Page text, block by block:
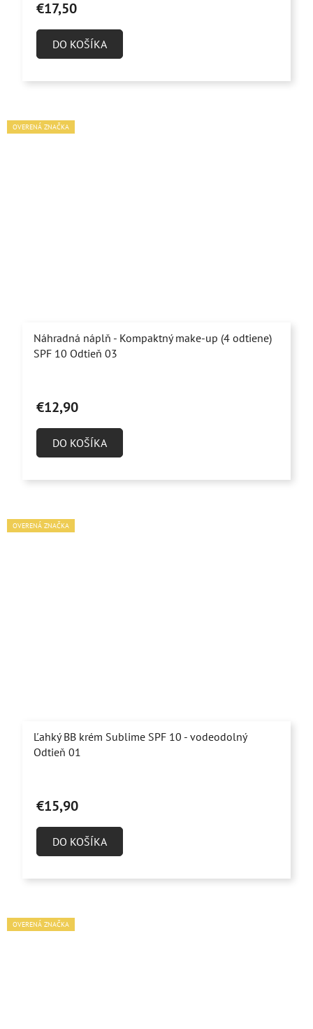
€17,50
DO KOŠÍKA
OVERENÁ ZNAČKA
Náhradná náplň - Kompaktný make-up (4 odtiene)
SPF 10 Odtieň 03
hodnotenie
produktu
5,0
€12,90
DO KOŠÍKA
OVERENÁ ZNAČKA
Ľahký BB krém Sublime SPF 10 - vodeodolný
Odtieň 01
€15,90
DO KOŠÍKA
OVERENÁ ZNAČKA